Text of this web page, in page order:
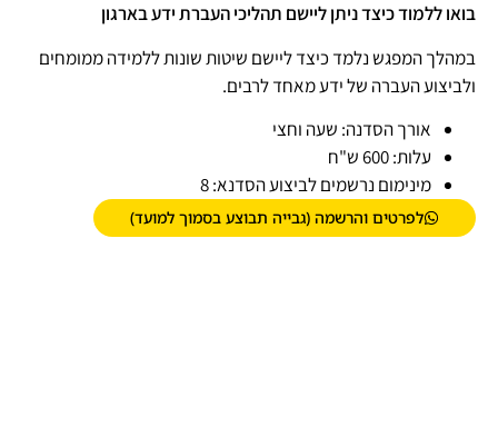
בואו ללמוד כיצד ניתן ליישם תהליכי העברת ידע בארגון
במהלך המפגש נלמד כיצד ליישם שיטות שונות ללמידה ממומחים
ולביצוע העברה של ידע מאחד לרבים.
אורך הסדנה: שעה וחצי
עלות: 600 ש"ח
מינימום נרשמים לביצוע הסדנא: 8
לפרטים והרשמה (גבייה תבוצע בסמוך למועד)